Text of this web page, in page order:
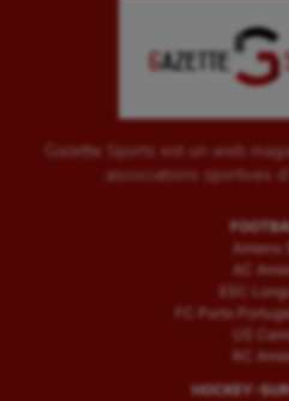
Gazette Sports est un web
associations sportives
Amiens
AC
ESC
FC Porto
US
RC
HOCKEY-